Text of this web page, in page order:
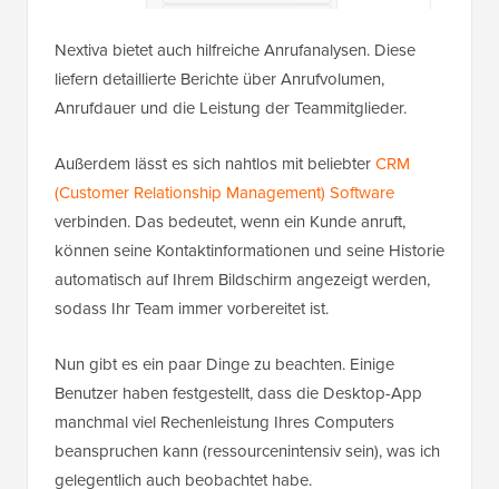
Nextiva bietet auch hilfreiche Anrufanalysen. Diese
liefern detaillierte Berichte über Anrufvolumen,
Anrufdauer und die Leistung der Teammitglieder.
Außerdem lässt es sich nahtlos mit beliebterCRM
(Customer Relationship Management) Software
verbinden. Das bedeutet, wenn ein Kunde anruft,
können seine Kontaktinformationen und seine Historie
automatisch auf Ihrem Bildschirm angezeigt werden,
sodass Ihr Team immer vorbereitet ist.
Nun gibt es ein paar Dinge zu beachten. Einige
Benutzer haben festgestellt, dass die Desktop-App
manchmal viel Rechenleistung Ihres Computers
beanspruchen kann (ressourcenintensiv sein), was ich
gelegentlich auch beobachtet habe.